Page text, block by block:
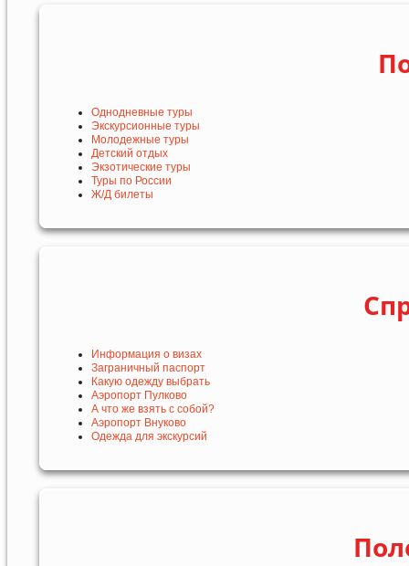
Однодневные туры
Экскурсионные туры
Молодежные туры
Детский отдых
Экзотические туры
Туры по России
Ж/Д билеты
Информация о визах
Заграничный паспорт
Какую одежду выбрать
Аэропорт Пулково
А что же взять с собой?
Аэропорт Внуково
Одежда для экскурсий